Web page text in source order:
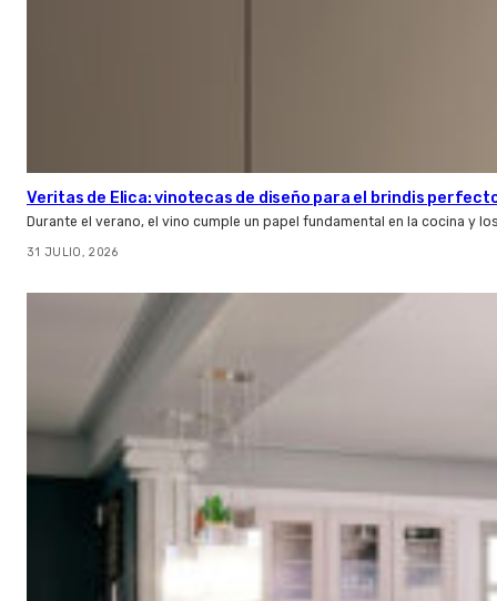
Veritas de Elica: vinotecas de diseño para el brindis
Durante el verano, el vino cumple un papel fundamental en la cocina y
31 JULIO, 2026